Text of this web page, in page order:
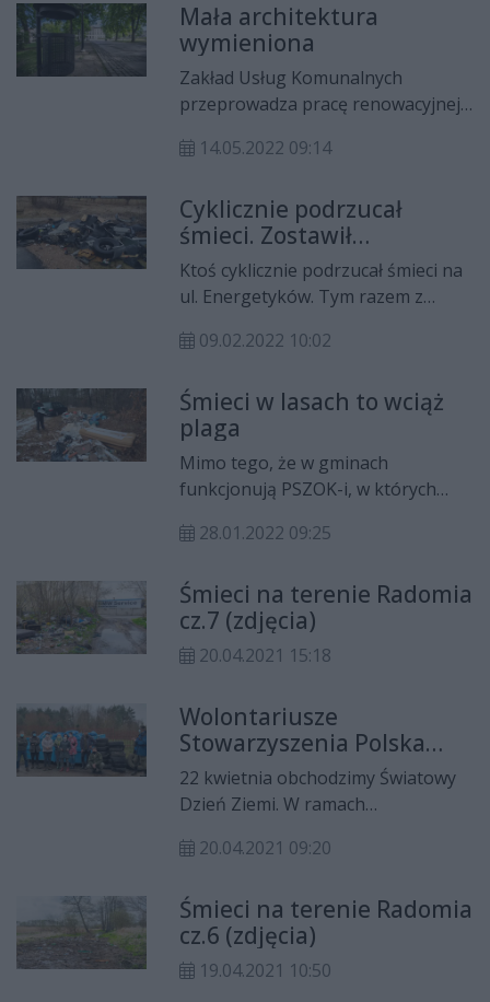
miejsce w Nadleśnictwie Łagów.
Mała architektura
wymieniona
Zakład Usług Komunalnych
przeprowadza pracę renowacyjnej
miejskich - według zapowiedzi
park im. T. Kościuszki.
14.05.2022 09:14
Cyklicznie podrzucał
śmieci. Zostawił
dokumenty
Ktoś cyklicznie podrzucał śmieci na
ul. Energetyków. Tym razem z
samochodowymi znalazły się
opatrzone firmowymi pieczątkami i
podpisami prawdopodobnego
sprawcy.
09.02.2022 10:02
Śmieci w lasach to wciąż
plaga
Mimo tego, że w gminach
funkcjonują PSZOK-i, w których
m.in. poremontowe, to wciąż
decydują się na nielegalny wywóz
odpadów do lasu. Co roku Lasy
Państwowe wydają miliony złotych
28.01.2022 09:25
Śmieci na terenie Radomia
cz.7 (zdjęcia)
20.04.2021 15:18
Wolontariusze
Stowarzyszenia Polska
2050 wzięli sprawy w
swoje ręce
22 kwietnia obchodzimy Światowy
Dzień Ziemi. W ramach
radomscy wolontariusze
sobotę, 17 kwietnia ruszyli w teren
z workami.
20.04.2021 09:20
Śmieci na terenie Radomia
cz.6 (zdjęcia)
19.04.2021 10:50